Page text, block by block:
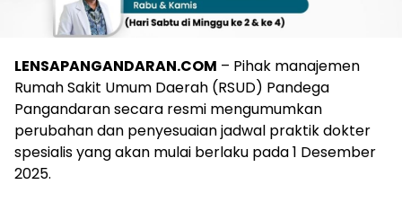
LENSAPANGANDARAN.COM – Pihak manajemen
Rumah Sakit Umum Daerah (RSUD) Pandega
Pangandaran secara resmi mengumumkan
perubahan dan penyesuaian jadwal praktik dokter
spesialis yang akan mulai berlaku pada 1 Desember
2025.